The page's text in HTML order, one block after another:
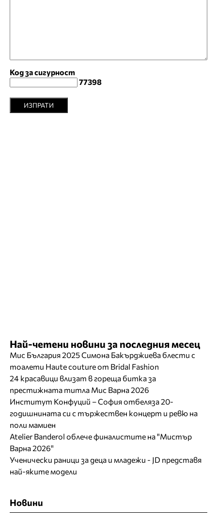
Код за сигурност
77398
ИЗПРАТИ
Най-четени новини за последния месец
Мис България 2025 Симона Бакърджиева блести с
тоалети Haute couture от Bridal Fashion
24 красавици влизат в гореща битка за
престижната титла Мис Варна 2026
Институт Конфуций – София отбеляза 20-
годишнината си с тържествен концерт и ревю на
поли мамиен
Atelier Banderol облече финалистите на "Мистър
Варна 2026"
Ученически раници за деца и младежи - JD представя
най-яките модели
Новини